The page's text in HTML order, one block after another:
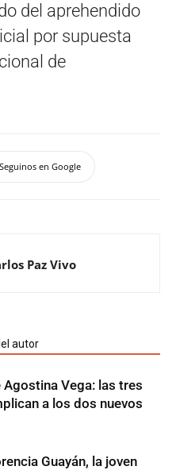
del aprehendido
por supuesta
de
en Google
Paz Vivo
autor
Vega: las tres
a los dos nuevos
Guayán, la joven